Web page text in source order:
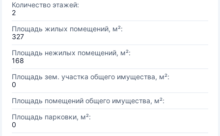
Количество этажей:
2
Площадь жилых помещений, м²:
327
Площадь нежилых помещений, м²:
168
Площадь зем. участка общего имущества, м²:
0
Площадь помещений общего имущества, м²:
Площадь парковки, м²:
0